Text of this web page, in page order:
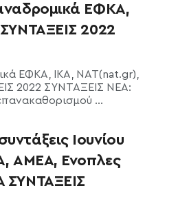
ΕΦΚΑ,
2022
ΕΦΚΑ, ΙΚΑ, ΝΑΤ(nat.gr),
2022 ΣΥΝΤΑΞΕΙΣ ΝΕΑ:
...
Ιουνίου
ΑΜΕΑ, Ένοπλες
ΣΥΝΤΑΞΕΙΣ